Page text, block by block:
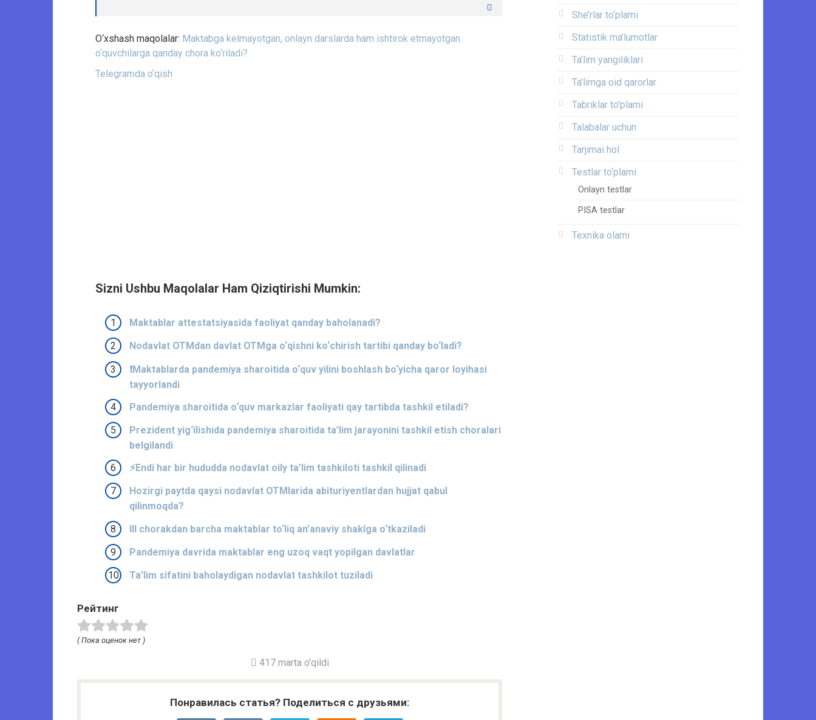
O‘xshash maqolalar: Maktabga kelmayotgan, onlayn darslarda ham ishtirok etmayotgan
o‘quvchilarga qanday chora ko‘riladi?
Telegramda o‘qish
Sizni Ushbu Maqolalar Ham Qiziqtirishi Mumkin:
Maktablar attestatsiyasida faoliyat qanday baholanadi?
Nodavlat OTMdan davlat OTMga o‘qishni ko‘chirish tartibi qanday bo‘ladi?
❗Maktablarda pandemiya sharoitida o‘quv yilini boshlash bo‘yicha qaror loyihasi
tayyorlandi
Pandemiya sharoitida o‘quv markazlar faoliyati qay tartibda tashkil etiladi?
Prezident yig‘ilishida pandemiya sharoitida ta’lim jarayonini tashkil etish choralari
belgilandi
⚡️Endi har bir hududda nodavlat oily ta’lim tashkiloti tashkil qilinadi
Hozirgi paytda qaysi nodavlat OTMlarida abituriyentlardan hujjat qabul
qilinmoqda?
III chorakdan barcha maktablar to‘liq an’anaviy shaklga o‘tkaziladi
Pandemiya davrida maktablar eng uzoq vaqt yopilgan davlatlar
Ta’lim sifatini baholaydigan nodavlat tashkilot tuziladi
Рейтинг
( Пока оценок нет )
417 marta o'qildi
Понравилась статья? Поделиться с друзьями:
She’rlar to‘plami
Statistik ma’lumotlar
Ta’lim yangiliklari
Ta’limga oid qarorlar
Tabriklar to'plami
Talabalar uchun
Tarjimai hol
Testlar to‘plami
Onlayn testlar
PISA testlar
Texnika olami